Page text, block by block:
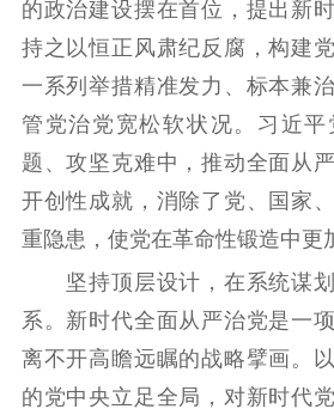
的政治建设摆在首位，提出新
持之以恒正风肃纪反腐，构建
一系列举措精准发力、标本兼
管党治党宽松软状况。习近
题、攻坚克难中，推动全面从
开创性成就，消除了党、国家
重隐患，使党在革命性锻造中更
坚持顶层设计，在系统谋划
系。新时代全面从严治党是一
离不开高瞻远瞩的战略擘画。
的党中央立足全局，对新时代